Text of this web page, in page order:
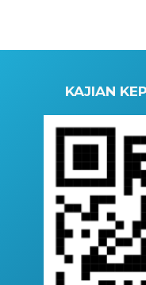
KAJIAN